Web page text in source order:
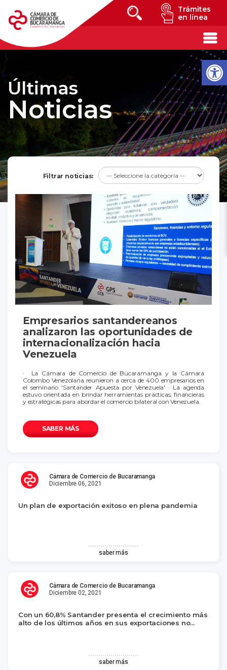
Trámites
en línea
Últimas
Noticias
Filtrar noticias:
Empresarios santandereanos
analizaron las oportunidades de
internacionalización hacia
Venezuela
· La Cámara de Comercio de Bucaramanga y la Cámara
Colombo Venezolana reunieron a cerca de 400 empresarios en
el seminario 'Santander Apuesta por Venezuela' · La agenda
estuvo orientada en brindar herramientas prácticas, financieras
y estratégicas para abordar el comercio bilateral con Venezuela.
SABER MÁS
Cámara de Comercio de Bucaramanga
Diciembre 06, 2021
Un plan de exportación exitoso en plena pandemia
saber más
Cámara de Comercio de Bucaramanga
Diciembre 02, 2021
Con un 60,8% Santander presenta el crecimiento más
alto de los últimos años en sus exportaciones no...
saber más